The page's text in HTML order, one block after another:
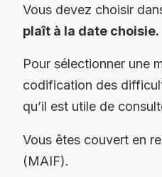
Vous devez choisir
plaît à la date choisie.
Pour sélectionner une
codification des
qu’il est utile de
Vous êtes couvert en
(MAIF).